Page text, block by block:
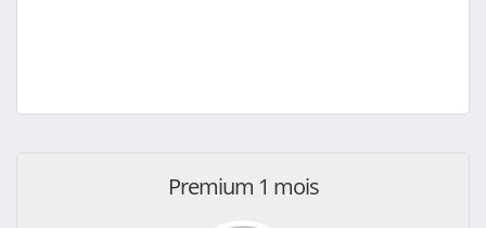
Premium 1 mois